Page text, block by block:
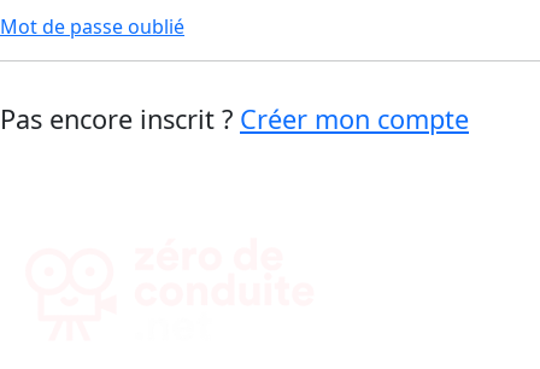
Mot de passe oublié
Pas encore inscrit ? Créer mon compte